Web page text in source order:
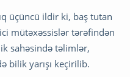
üçüncü ildir ki, baş tutan
mütəxəssislər tərəfindən
sahəsində təlimlər,
bilik yarışı keçirilib.